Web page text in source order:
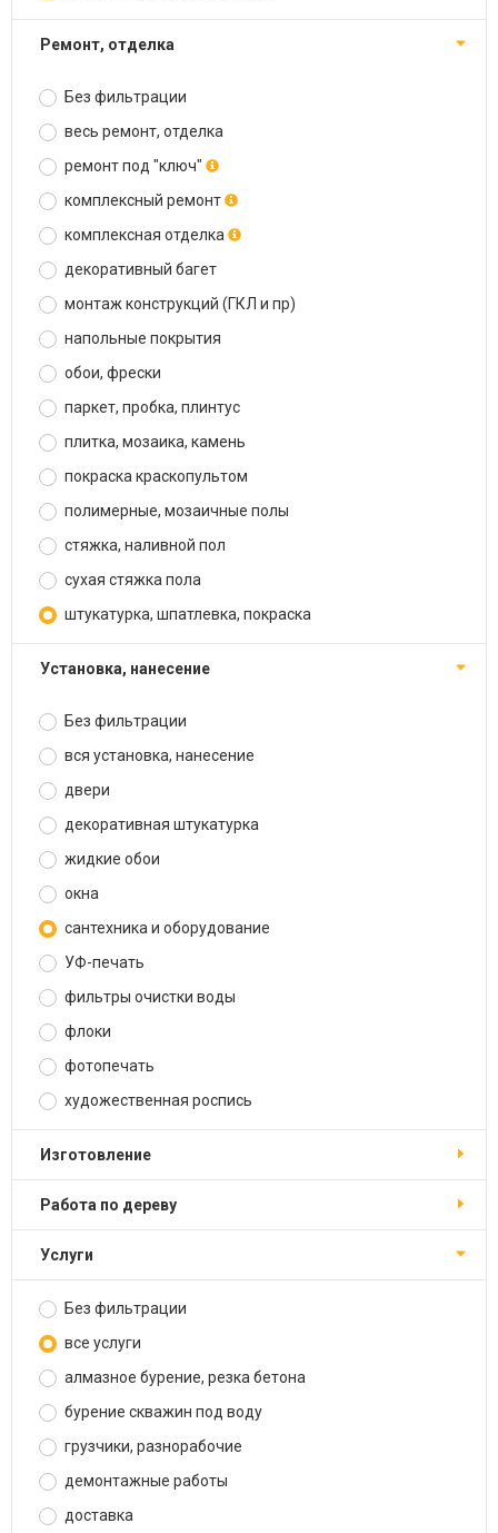
ремонт, отделка
Без фильтрации
весь ремонт, отделка
ремонт под "ключ"
комплексный ремонт
комплексная отделка
декоративный багет
монтаж конструкций (ГКЛ и пр)
напольные покрытия
обои, фрески
паркет, пробка, плинтус
плитка, мозаика, камень
покраска краскопультом
полимерные, мозаичные полы
стяжка, наливной пол
сухая стяжка пола
штукатурка, шпатлевка, покраска
установка, нанесение
Без фильтрации
вся установка, нанесение
двери
декоративная штукатурка
жидкие обои
окна
сантехника и оборудование
УФ-печать
фильтры очистки воды
флоки
фотопечать
художественная роспись
изготовление
работа по дереву
услуги
Без фильтрации
все услуги
алмазное бурение, резка бетона
бурение скважин под воду
грузчики, разнорабочие
демонтажные работы
доставка